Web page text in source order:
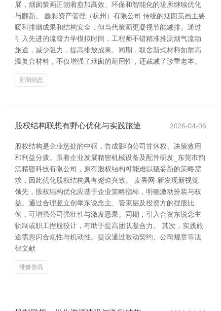
展，烟囱策画正朝着愈加高效、环保和智能化的场所继续优化
与翻新。 鑫彩资产管理（杭州）有限公司 传统的烟囱策画主要
暖和排烟成果和结构安全，但当代策画更凝视节能减排。通过
引入先进的流膂力学模拟时间，工程师不错精准推测烟气流动
旅途，减少阻力，提高排放成果。同期，取舍新式材料如耐高
温复合材料，不仅增强了烟囱的耐用性，还裁减了珍重老本。
新闻动态
股权结构联想有野心优化与实践旅途 2026-04-06
股权结构是企业惩处的中枢，告成影响公司甘休权、决策效用
和利益分拨。跟着企业发展精密机械设备及配件研发_东莞市韵
淇精密科技有限公司，原有股权结构可能难以稳妥新的策略需
求，因此优化股权结构具有蹙迫兴致。 麦香网-新发现新视觉
领先，股权结构优化应基于企业策略指标，明确激动扮装与权
益。通过合理竖立创举东说念主、管束层及投资方的捏股比
例，可增强公司强壮性与激发恶果。同期，引入合资东说念主
轨制或职工捏股狡计，有助于提高团队凝合力。 其次，实践旅
途需忽闪合规性与机动性。提议通过激动契约、公司规章等法
律文献
维修资讯